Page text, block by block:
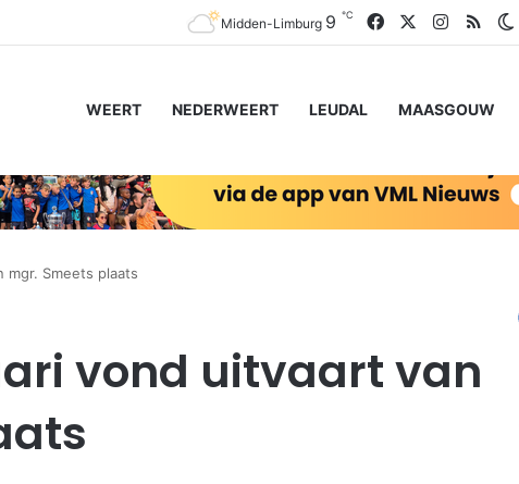
Midden-Limburg 9 ℃ FacebookInstagram
RSS
WEERT NEDERWEERT LEUDAL MAASGOUW
mgr. Smeets plaats
vond uitvaart van